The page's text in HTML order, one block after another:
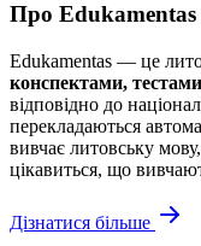
Про Edukamentas
Edukamentas — це
конспектами,
відповідно до
перекладаються
вивчає литовську
цікавиться, що
Дізнатися більше